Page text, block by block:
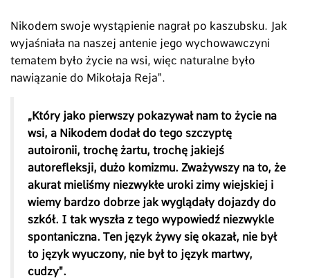
Nikodem swoje wystąpienie nagrał po kaszubsku. Jak
wyjaśniała na naszej antenie jego wychowawczyni
tematem było życie na wsi, więc naturalne było
nawiązanie do Mikołaja Reja".
„Który jako pierwszy pokazywał nam to życie na
wsi, a Nikodem dodał do tego szczyptę
autoironii, trochę żartu, trochę jakiejś
autorefleksji, dużo komizmu. Zważywszy na to, że
akurat mieliśmy niezwykłe uroki zimy wiejskiej i
wiemy bardzo dobrze jak wyglądały dojazdy do
szkół. I tak wyszła z tego wypowiedź niezwykle
spontaniczna. Ten język żywy się okazał, nie był
to język wyuczony, nie był to język martwy,
cudzy".